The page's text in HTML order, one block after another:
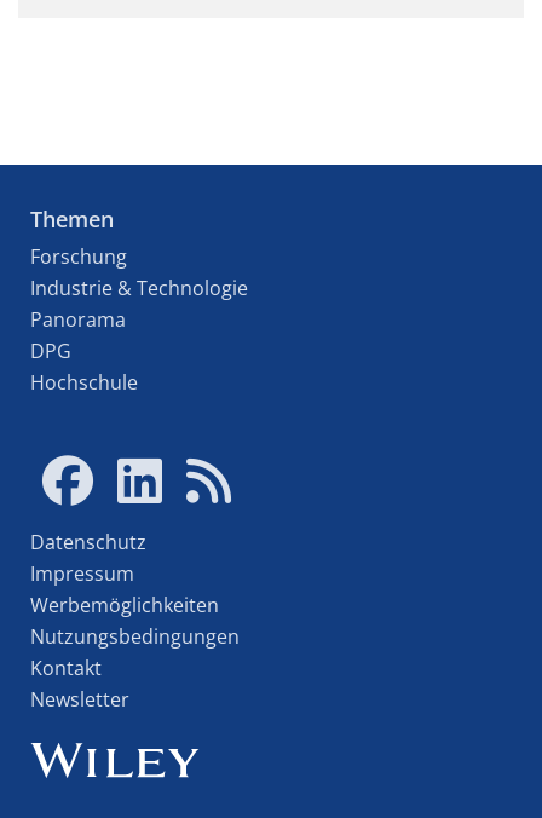
Themen
Forschung
Industrie & Technologie
Panorama
DPG
Hochschule
Datenschutz
Impressum
Werbemöglichkeiten
Nutzungsbedingungen
Kontakt
Newsletter